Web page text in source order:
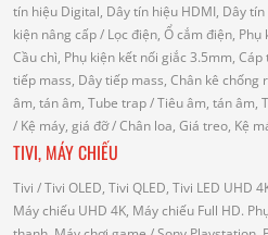
tín hiệu Digital, Dây tín hiệu HDMI, Dây
kiện nâng cấp/ Lọc điện, Ổ cắm điện,
Cầu chì, Phụ kiện kết nối giắc 3.5mm, Cáp
tiếp mass, Dây tiếp mass, Chân kê chống
âm, tán âm, Tube trap/ Tiêu âm, tán âm,
/ Kệ máy, giá đỡ/ Chân loa, Giá treo, Kệ
TIVI, MÁY CHIẾU
Tivi / Tivi OLED, Tivi QLED, Tivi LED UHD
Máy chiếu UHD 4K, Máy chiếu Full HD.